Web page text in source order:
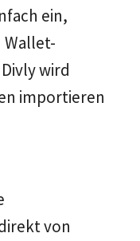
ein,
wird
importieren
von